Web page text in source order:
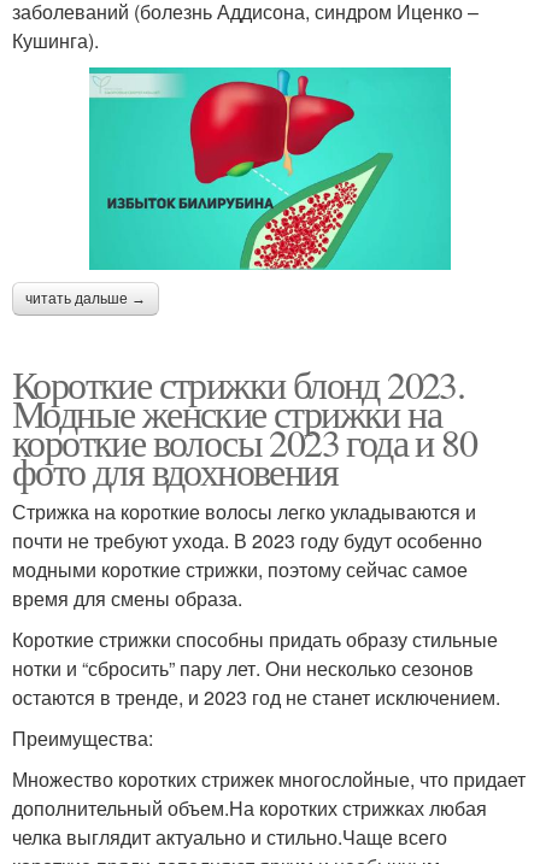
заболеваний (болезнь Аддисона, синдром Иценко –
Кушинга).
читать дальше →
Короткие стрижки блонд 2023.
Модные женские стрижки на
короткие волосы 2023 года и 80
фото для вдохновения
Стрижка на короткие волосы легко укладываются и
почти не требуют ухода. В 2023 году будут особенно
модными короткие стрижки, поэтому сейчас самое
время для смены образа.
Короткие стрижки способны придать образу стильные
нотки и “сбросить” пару лет. Они несколько сезонов
остаются в тренде, и 2023 год не станет исключением.
Преимущества:
Множество коротких стрижек многослойные, что придает
дополнительный объем.На коротких стрижках любая
челка выглядит актуально и стильно.Чаще всего